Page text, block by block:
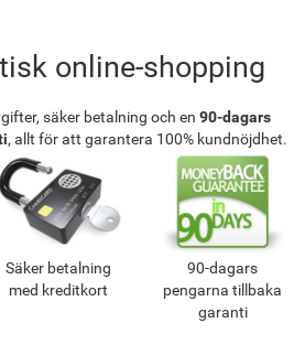
online-shopping
säker betalning och en 90-dagars
, allt för att garantera 100% kundnöjdhet.
Säker betalning
med kreditkort
90-dagars
pengarna tillbaka
garanti